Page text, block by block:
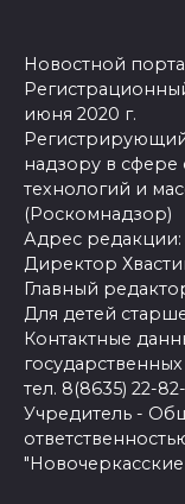
Новостной
июня 2020 г.
надзору в
технологий и
(Роскомнадзор)
Адрес редакции:
Директор
Главный
Для детей
Контактные
тел. 8(8635) 22-
Учредитель -